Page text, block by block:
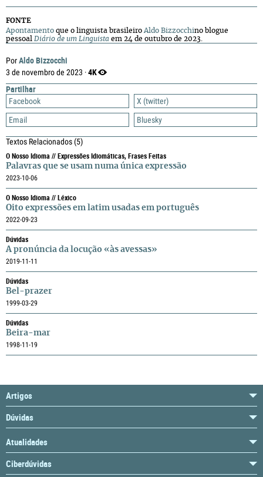
PorAldo Bizzocchi
3 de novembro de 2023 ·4K
Partilhar
Facebook
X (twitter)
Email
Bluesky
Textos Relacionados(5)
O Nosso Idioma // Expressões Idiomáticas, Frases Feitas
Palavras que se usam numa única expressão
2023-10-06
O Nosso Idioma // Léxico
Oito expressões em latim usadas em português
2022-09-23
Dúvidas
A pronúncia da locução «às avessas»
2019-11-11
Dúvidas
Bel-prazer
1999-03-29
Dúvidas
Beira-mar
1998-11-19
FONTE
Apontamento que o linguista brasileiro Aldo Bizzocchino blogue
pessoal Diário de um Linguista em 24 de outubro de 2023.
Artigos
Dúvidas
Atualidades
Ciberdúvidas